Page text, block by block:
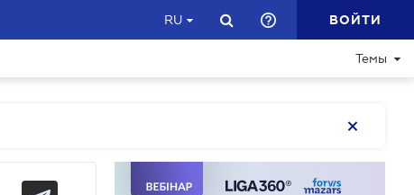
RU ВОЙТИ
Темы